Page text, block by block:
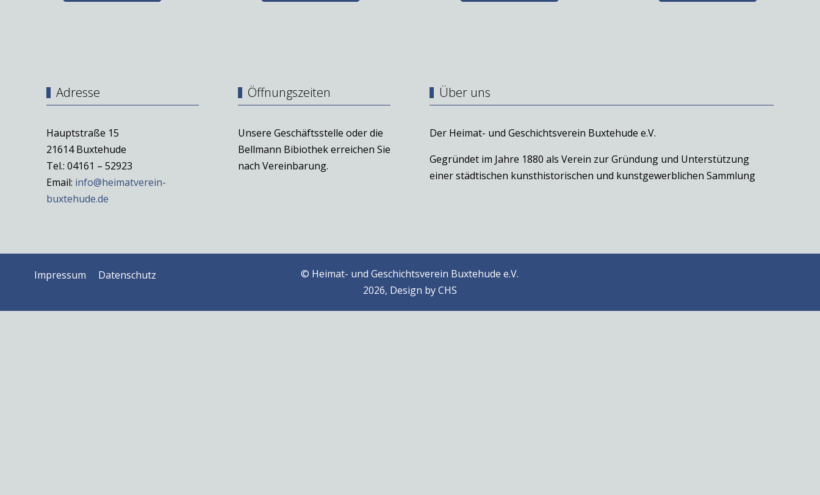
Adresse
Hauptstraße 15
21614 Buxtehude
Tel.: 04161 – 52923
Email: info@heimatverein-
buxtehude.de
Öffnungszeiten
Unsere Geschäftsstelle oder die
Bellmann Bibiothek erreichen Sie
nach Vereinbarung.
Über uns
Der Heimat- und Geschichtsverein Buxtehude e.V.
Gegründet im Jahre 1880 als Verein zur Gründung und Unterstützung
einer städtischen kunsthistorischen und kunstgewerblichen Sammlung
Impressum Datenschutz
© Heimat- und Geschichtsverein Buxtehude e.V.
2026, Design byCHS